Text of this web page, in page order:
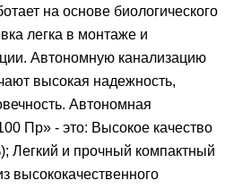
на основе биологического
легка в монтаже и
Автономную канализацию
высокая надежность,
Автономная
Пр» - это: Высокое качество
Легкий и прочный компактный
высококачественного